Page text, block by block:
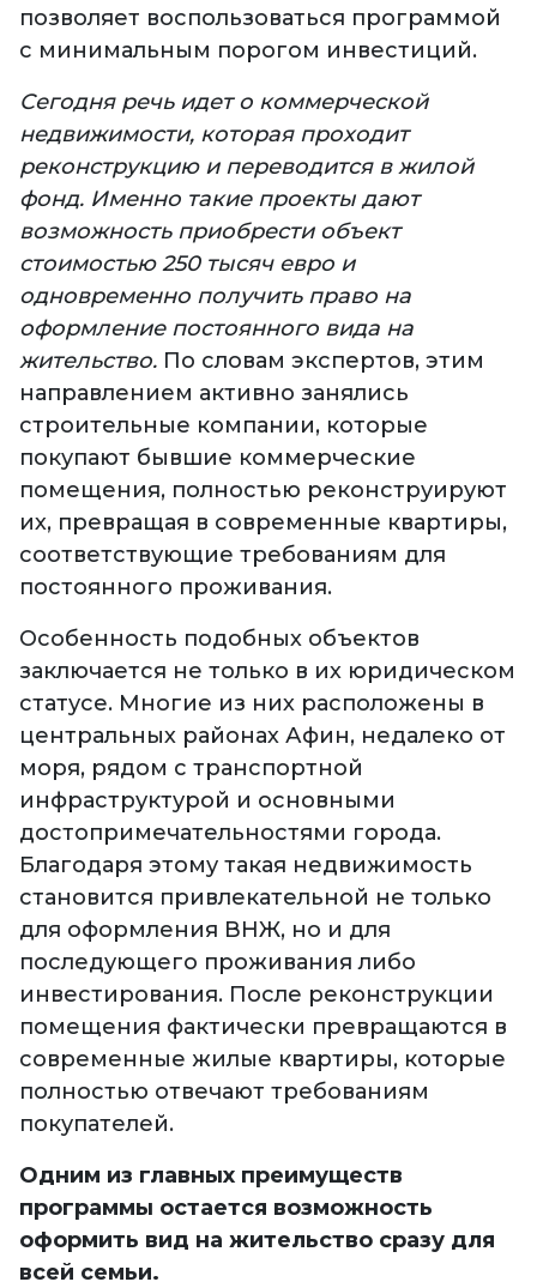
позволяет воспользоваться программой
с минимальным порогом инвестиций.
Сегодня речь идет о коммерческой
недвижимости, которая проходит
реконструкцию и переводится в жилой
фонд. Именно такие проекты дают
возможность приобрести объект
стоимостью 250 тысяч евро и
одновременно получить право на
оформление постоянного вида на
жительство. По словам экспертов, этим
направлением активно занялись
строительные компании, которые
покупают бывшие коммерческие
помещения, полностью реконструируют
их, превращая в современные квартиры,
соответствующие требованиям для
постоянного проживания.
Особенность подобных объектов
заключается не только в их юридическом
статусе. Многие из них расположены в
центральных районах Афин, недалеко от
моря, рядом с транспортной
инфраструктурой и основными
достопримечательностями города.
Благодаря этому такая недвижимость
становится привлекательной не только
для оформления ВНЖ, но и для
последующего проживания либо
инвестирования. После реконструкции
помещения фактически превращаются в
современные жилые квартиры, которые
полностью отвечают требованиям
покупателей.
Одним из главных преимуществ
программы остается возможность
оформить вид на жительство сразу для
всей семьи.